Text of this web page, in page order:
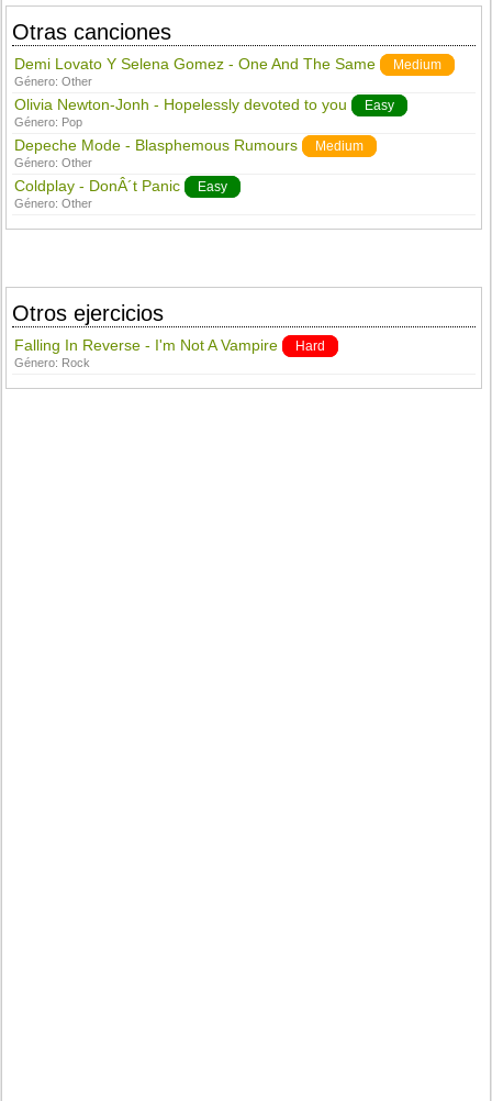
Otras canciones
Demi Lovato Y Selena Gomez - One And The Same Medium
Género:Other
Olivia Newton-Jonh - Hopelessly devoted to you Easy
Género: Pop
Depeche Mode - Blasphemous Rumours Medium
Género:Other
Coldplay - DonÂ´t Panic Easy
Género:Other
Otros ejercicios
Falling In Reverse - I'm Not A Vampire Hard
Género: Rock